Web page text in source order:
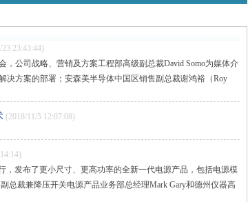
23 23:43:44)
公司战略、营销及方案工程部高级副总裁David Somo为媒体介
方案的部署；安森美半导体中国区销售副总裁谢鸿裕（Roy
(2018/11/5 12:07:08)
，发布了更小尺寸、更高功率的全新一代电源产品，包括电源模
总裁兼降压开关电源产品业务部总经理Mark Gary和德州仪器高